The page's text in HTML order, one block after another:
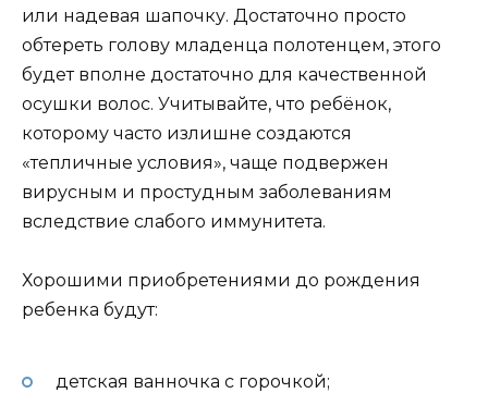
или надевая шапочку. Достаточно просто
обтереть голову младенца полотенцем, этого
будет вполне достаточно для качественной
осушки волос. Учитывайте, что ребёнок,
которому часто излишне создаются
«тепличные условия», чаще подвержен
вирусным и простудным заболеваниям
вследствие слабого иммунитета.
Хорошими приобретениями до рождения
ребенка будут:
детская ванночка с горочкой;